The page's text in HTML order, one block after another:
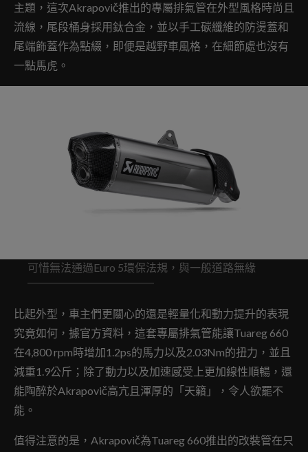
主題，這次Akrapovič推出的專屬排氣管在外型風格時尚且
流線，尾段桶身採用鈦合金，並以手工碳纖維的防燙蓋和
尾端飾蓋作為點綴，即便是越野車風格，在細節處也沒有
一點馬虎。
可惜無法通過Euro 5環保法規，與一般道路無緣
比起外型，車主們更關心的還是輕量化和動力提升的表現
究竟如何，據官方資料，這套專屬排氣管能讓Tuareg 660
在4,800 rpm時增加1.2ps的馬力以及2.03Nm的扭力，並且
減重1.9公斤；除了動力以及加速感受上更加線性順暢，還
能陶醉於Akrapovič高亢且渾厚的「天籟」，令人欲罷不
能。
值得注意的是，Akrapovič為Tuareg 660推出的改裝管在只